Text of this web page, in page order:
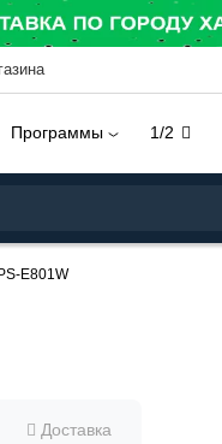
1/2
Программы
E801W
Доставка